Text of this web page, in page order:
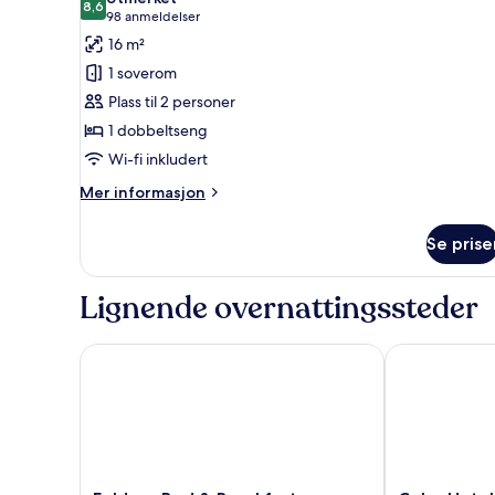
bildene
av
Rom
–
standard
8,68,6 av 10
98 anmeldelser
(98
anmeldelser)
16 m²
1 soverom
Plass til 2 personer
1 dobbeltseng
Wi-fi inkludert
Mer informasjon
Mer
–
Se
Lignende overnattingssteder
Foldens Bed & Breakfast Color Hotel